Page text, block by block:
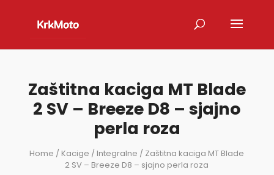
Zaštitna kaciga MT Blade
2 SV – Breeze D8 – sjajno
perla roza
Home / Kacige / Integralne / Zaštitna kaciga MT Blade
2 SV – Breeze D8 – sjajno perla roza